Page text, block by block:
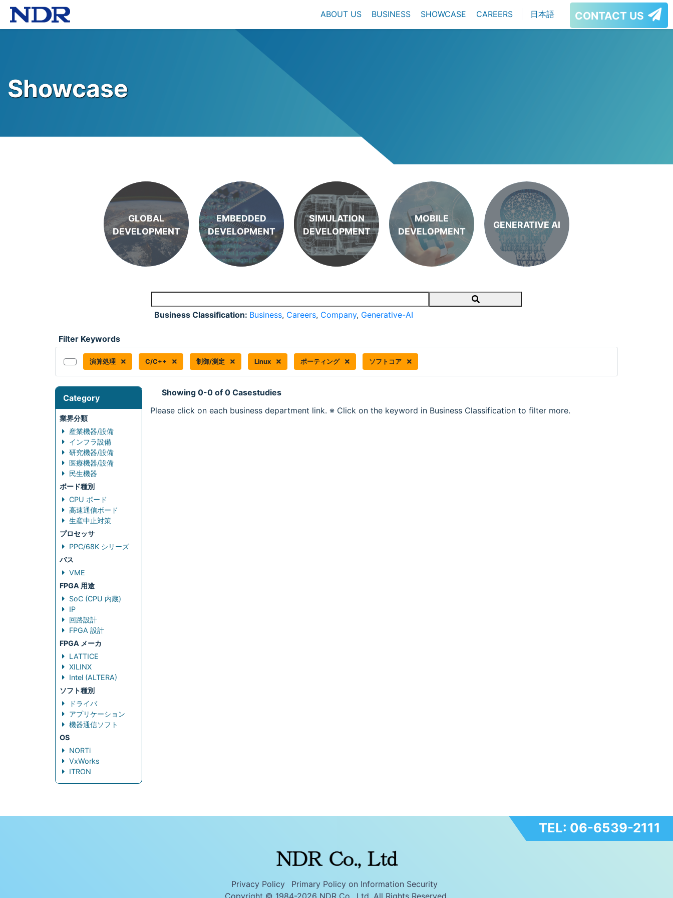
ABOUT US BUSINESS SHOWCASE CAREERS 日本語 CONTACT US
Showcase
GLOBAL
DEVELOPMENT
EMBEDDED
DEVELOPMENT
SIMULATION
DEVELOPMENT
MOBILE
DEVELOPMENT
GENERATIVE AI
Search
Business Classification: Business, Careers, Company, Generative-AI
Filter Keywords
演算処理 C/C++ 制御/測定 Linux ポーティング ソフトコア
Category
業界分類
産業機器/設備
インフラ設備
研究機器/設備
医療機器/設備
民生機器
ボード種別
CPU ボード
高速通信ボード
生産中止対策
プロセッサ
PPC/68K シリーズ
バス
VME
FPGA 用途
SoC (CPU 内蔵)
IP
回路設計
FPGA 設計
FPGA メーカ
LATTICE
XILINX
Intel (ALTERA)
ソフト種別
ドライバ
アプリケーション
機器通信ソフト
OS
NORTi
VxWorks
ITRON
Showing 0-0 of 0 Casestudies
Please click on each business department link. ※ Click on the keyword in Business Classification to filter more.
TEL: 06-6539-2111
Privacy Policy
Primary Policy on Information Security
Copyright © 1984-2026 NDR Co., Ltd. All Rights Reserved.